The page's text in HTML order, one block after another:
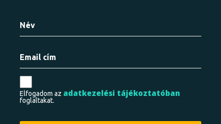
Elfogadom az adatkezelési tájékoztatóban
foglaltakat.